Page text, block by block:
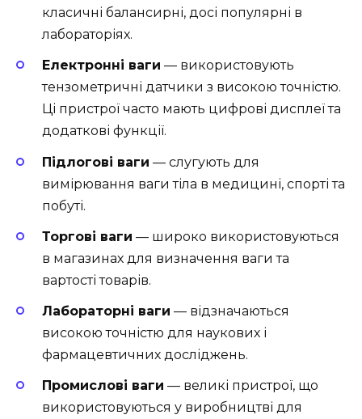
класичні балансирні, досі популярні в
лабораторіях.
Електронні ваги — використовують
тензометричні датчики з високою точністю.
Ці пристрої часто мають цифрові дисплеї та
додаткові функції.
Підлогові ваги — слугують для
вимірювання ваги тіла в медицині, спорті та
побуті.
Торгові ваги — широко використовуються
в магазинах для визначення ваги та
вартості товарів.
Лабораторні ваги — відзначаються
високою точністю для наукових і
фармацевтичних досліджень.
Промислові ваги — великі пристрої, що
використовуються у виробництві для